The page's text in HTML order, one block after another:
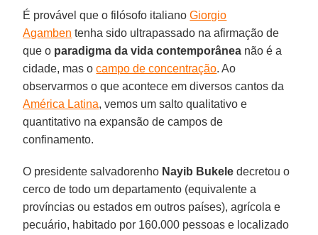
É provável que o filósofo italianoGiorgio
Agamben tenha sido ultrapassado na afirmação de
que o paradigma da vida contemporânea não é a
cidade, mas ocampo de concentração. Ao
observarmos o que acontece em diversos cantos da
América Latina, vemos um salto qualitativo e
quantitativo na expansão de campos de
confinamento.
O presidente salvadorenho Nayib Bukele decretou o
cerco de todo um departamento (equivalente a
províncias ou estados em outros países), agrícola e
pecuário, habitado por 160.000 pessoas e localizado